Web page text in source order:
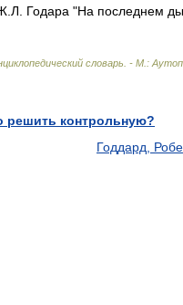
Годара "На последнем
словарь. - М.:
решить контрольную?
Годдард,